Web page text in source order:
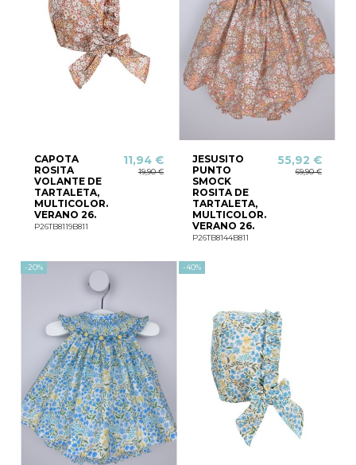
CAPOTA
ROSITA
VOLANTE DE
TARTALETA,
MULTICOLOR.
VERANO 26.
P26TB8119B811
11,94 €
19,90 €
JESUSITO
PUNTO
SMOCK
ROSITA DE
TARTALETA,
MULTICOLOR.
VERANO 26.
P26TB8144B811
55,92 €
69,90 €
-20% -40%